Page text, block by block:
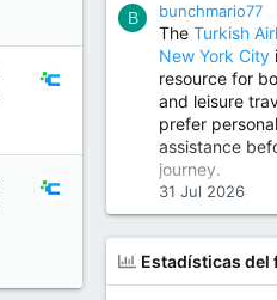
improved joint
helping
active and
lifestyle.
Orthopedic Surgeon in Kondapur | Best Orthopedic
Consult Dr.
Reddy, the
m
B bunchmario77
The Turkish
New York City
resource for
and leisure
prefer
assistance
journey.
31 Jul 2026
Estadísticas del